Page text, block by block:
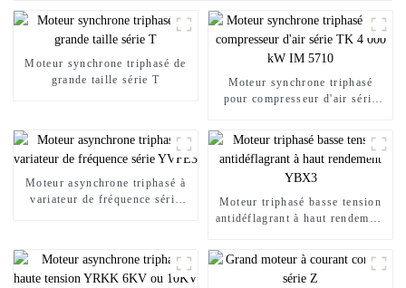
Moteur synchrone triphasé de
grande taille série T
Moteur synchrone triphasé
pour compresseur d'air série
Moteur asynchrone triphasé à
variateur de fréquence série
Moteur triphasé basse tension
antidéflagrant à haut rendement